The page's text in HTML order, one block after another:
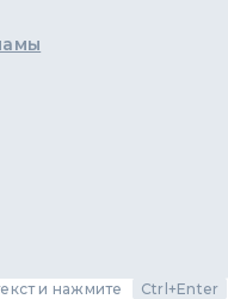
и нажмите Ctrl+Enter